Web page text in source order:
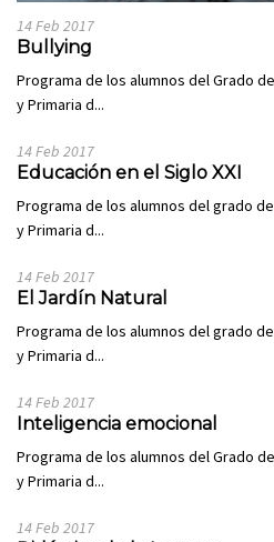
14 Feb 2017
Bullying
Programa de los alumnos del Grado
y Primaria d...
14 Feb 2017
Educación en el Siglo XXI
Programa de los alumnos del grado
y Primaria d...
14 Feb 2017
El Jardín Natural
Programa de los alumnos del grado
y Primaria d...
14 Feb 2017
Inteligencia emocional
Programa de los alumnos del Grado
y Primaria d...
14 Feb 2017